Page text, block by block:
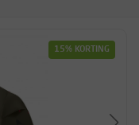
15% KORTING